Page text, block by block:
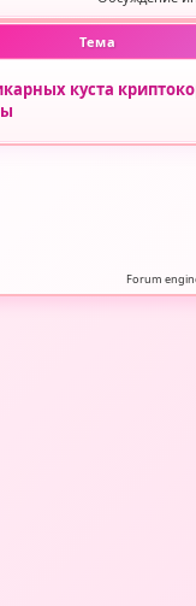
Тема
куста
Forum